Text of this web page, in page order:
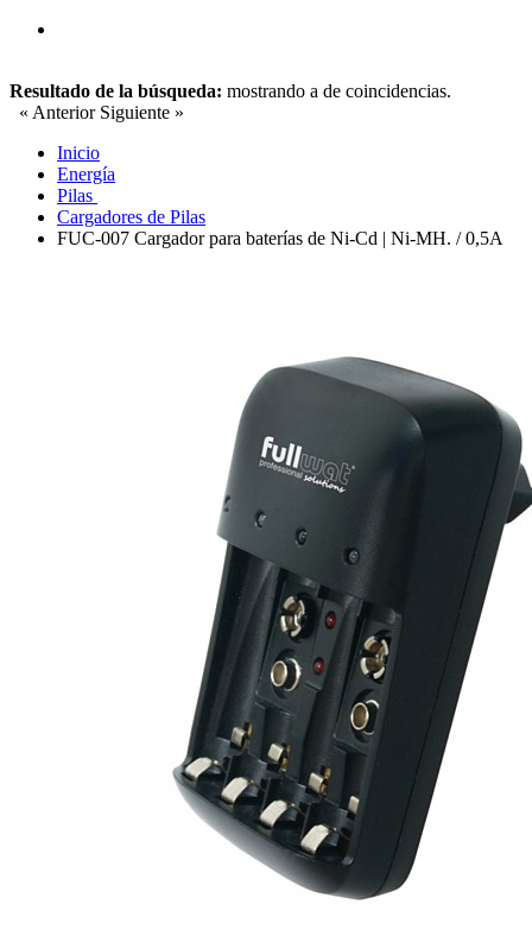
Resultado de la búsqueda: mostrando a de coincidencias.
« Anterior Siguiente »
Inicio
Energía
Pilas
Cargadores de Pilas
FUC-007 Cargador para baterías de Ni-Cd | Ni-MH. / 0,5A